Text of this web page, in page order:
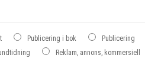
Publicering i bok
Publicering
Reklam, annons, kommersiell